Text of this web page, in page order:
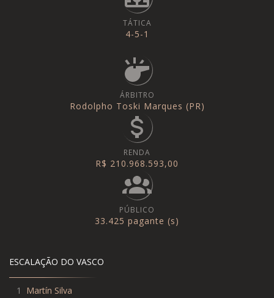
TÁTICA
4-5-1
ÁRBITRO
Rodolpho Toski Marques (PR)
RENDA
R$ 210.968.593,00
PÚBLICO
33.425 pagante (s)
ESCALAÇÃO DO VASCO
1
Martín Silva